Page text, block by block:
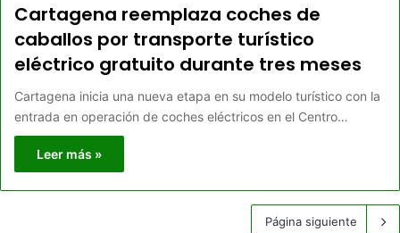
Cartagena reemplaza coches de
caballos por transporte turístico
eléctrico gratuito durante tres meses
Cartagena inicia una nueva etapa en su modelo turístico con la
entrada en operación de coches eléctricos en el Centro…
Leer más »
Página siguiente